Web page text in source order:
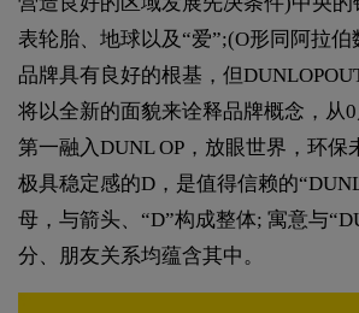
表轮胎、地球以及“爱”;(O形同阿拉伯
品牌具有良好的根基，但
将以全新的面貌来诠释品牌概念，从0
第一融入DUNL OP，放眼世界，环保
极具稳定感的D，是值得信赖的
母，与箭头、“D”构成整体; 寓意与
分、朋友关系均蕴含其中。